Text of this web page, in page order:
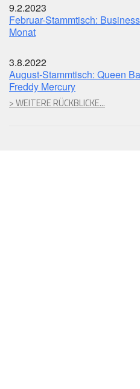
9.2.2023
Februar-Stammtisch:
Monat
3.8.2022
August-Stammtisch: Queen
Freddy Mercury
> WEITERE RÜCKBLICKE...